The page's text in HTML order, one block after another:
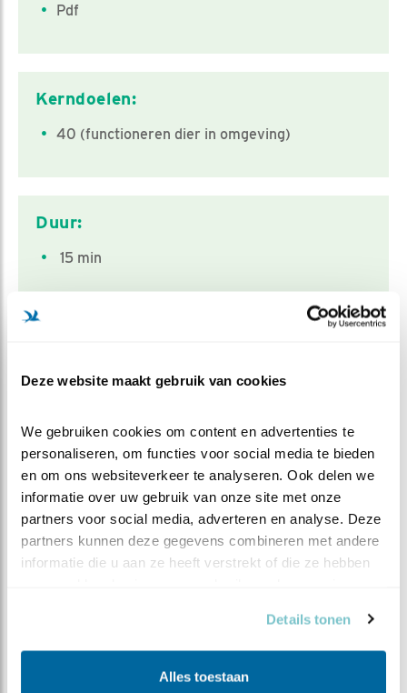
Deze website maakt gebruik van cookies
We gebruiken cookies om content en advertenties te
personaliseren, om functies voor social media te bieden
en om ons websiteverkeer te analyseren. Ook delen we
informatie over uw gebruik van onze site met onze
partners voor social media, adverteren en analyse. Deze
partners kunnen deze gegevens combineren met andere
informatie die u aan ze heeft verstrekt of die ze hebben
Details tonen
Alles toestaan
Pdf
Kerndoelen:
40 (functioneren dier in omgeving)
Duur:
15 min
Uil
Doelgroep:
Middenbouw
Seizoenen:
Lente
Zomer